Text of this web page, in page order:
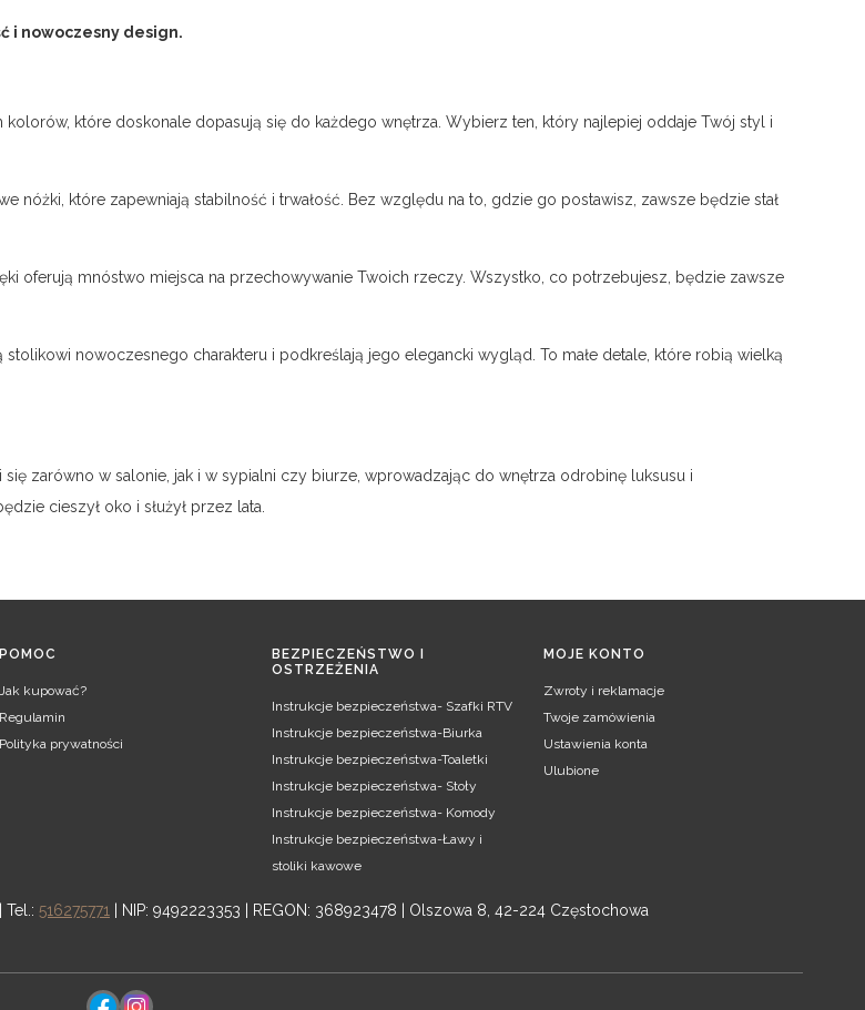
i nowoczesny design.
które doskonale dopasują się do każdego wnętrza. Wybierz ten, który najlepiej oddaje Twój styl i
nóżki, które zapewniają stabilność i trwałość. Bez względu na to, gdzie go postawisz, zawsze będzie stał
oferują mnóstwo miejsca na przechowywanie Twoich rzeczy. Wszystko, co potrzebujesz, będzie zawsze
nowoczesnego charakteru i podkreślają jego elegancki wygląd. To małe detale, które robią wielką
zarówno w salonie, jak i w sypialni czy biurze, wprowadzając do wnętrza odrobinę luksusu i
cieszył oko i służył przez lata.
POMOC
Jak kupować?
Regulamin
Polityka prywatności
BEZPIECZEŃSTWO I
OSTRZEŻENIA
Instrukcje bezpieczeństwa- Szafki RTV
Instrukcje bezpieczeństwa-Biurka
Instrukcje bezpieczeństwa-Toaletki
Instrukcje bezpieczeństwa- Stoły
Instrukcje bezpieczeństwa- Komody
Instrukcje bezpieczeństwa-Ławy i
stoliki kawowe
MOJE KONTO
Zwroty i reklamacje
Twoje zamówienia
Ustawienia konta
Ulubione
| Tel.: 516275771 | NIP: 9492223353 | REGON: 368923478 | Olszowa 8, 42-224 Częstochowa